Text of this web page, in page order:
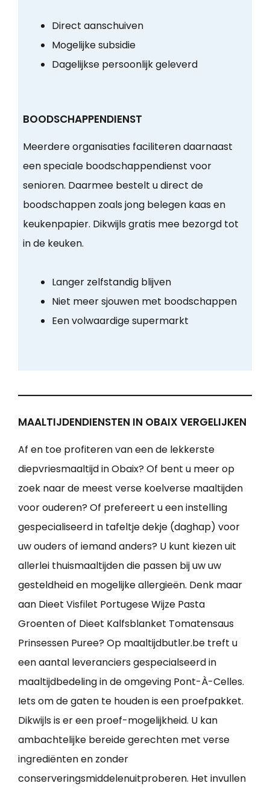
Direct aanschuiven
Mogelijke subsidie
Dagelijkse persoonlijk geleverd
BOODSCHAPPENDIENST
Meerdere organisaties faciliteren daarnaast
een speciale boodschappendienst voor
senioren. Daarmee bestelt u direct de
boodschappen zoals jong belegen kaas en
keukenpapier. Dikwijls gratis mee bezorgd tot
in de keuken.
Langer zelfstandig blijven
Niet meer sjouwen met boodschappen
Een volwaardige supermarkt
MAALTIJDENDIENSTEN IN OBAIX VERGELIJKEN
Af en toe profiteren van een de lekkerste
diepvriesmaaltijd in Obaix? Of bent u meer op
zoek naar de meest verse koelverse maaltijden
voor ouderen? Of prefereert u een instelling
gespecialiseerd in tafeltje dekje (daghap) voor
uw ouders of iemand anders? U kunt kiezen uit
allerlei thuismaaltijden die passen bij uw uw
gesteldheid en mogelijke allergieën. Denk maar
aan Dieet Visfilet Portugese Wijze Pasta
Groenten of Dieet Kalfsblanket Tomatensaus
Prinsessen Puree? Op maaltijdbutler.be treft u
een aantal leveranciers gespecialseerd in
maaltijdbedeling in de omgeving Pont-À-Celles.
Iets om de gaten te houden is een proefpakket.
Dikwijls is er een proef-mogelijkheid. U kan
ambachtelijke bereide gerechten met verse
ingrediënten en zonder
conserveringsmiddelenuitproberen. Het invullen